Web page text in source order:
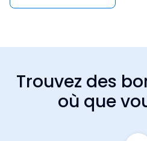
Trouvez des
où que